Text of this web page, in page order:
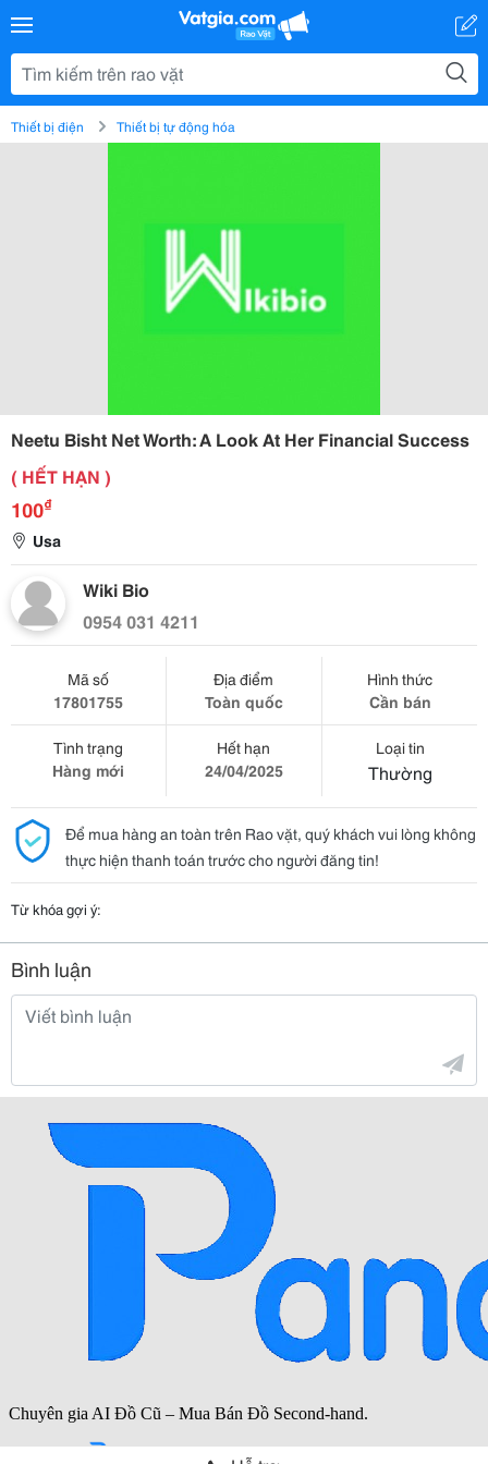
Thiết bị điện Thiết bị tự động hóa
Neetu Bisht Net Worth: A Look At Her Financial Success
( HẾT HẠN )
100₫
Usa
Wiki Bio
0954 031 4211
Mã số
17801755
Địa điểm
Toàn quốc
Hình thức
Cần bán
Tình trạng
Hàng mới
Hết hạn
24/04/2025
Loại tin
Thường
Để mua hàng an toàn trên Rao vặt, quý khách vui lòng không
thực hiện thanh toán trước cho người đăng tin!
Từ khóa gợi ý:
Bình luận